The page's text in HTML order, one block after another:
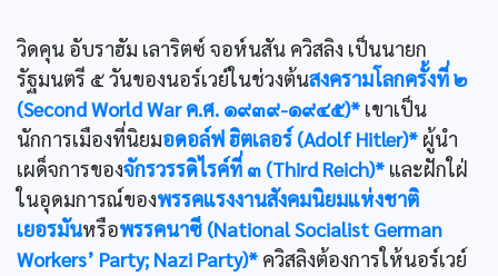
วิดคุน อับราฮัม เลาริตซ์ จอห์นสัน ควิสลิง เป็นนายก
รัฐมนตรี ๕ วันของนอร์เวย์ในช่วงต้นสงครามโลกครั้งที่ ๒
(Second World War ค.ศ. ๑๙๓๙-๑๙๔๕)* เขาเป็น
นักการเมืองที่นิยมอดอล์ฟ ฮิตเลอร์ (Adolf Hitler)* ผู้นำ
เผด็จการของจักรวรรดิไรค์ที่ ๓ (Third Reich)* และฝักใฝ่
ในอุดมการณ์ของพรรคแรงงานสังคมนิยมแห่งชาติ
เยอรมันหรือพรรคนาซี (National Socialist German
Workers’ Party; Nazi Party)* ควิสลิงต้องการให้นอร์เวย์